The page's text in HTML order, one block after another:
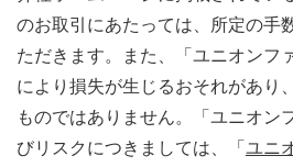
のお取引にあたっては、所定の手
ただきます。また、「ユニオンフ
により損失が生じるおそれがあり
ものではありません。「ユニオン
びリスクにつきましては、「 ユニ